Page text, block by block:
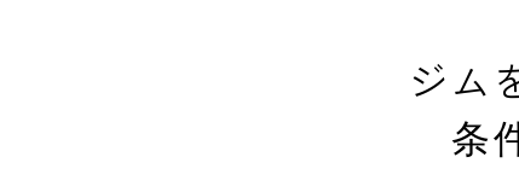
ジム
条